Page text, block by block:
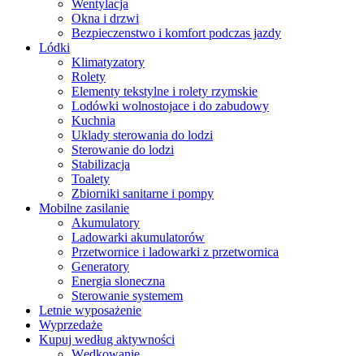
Wentylacja
Okna i drzwi
Bezpieczenstwo i komfort podczas jazdy
Lódki
Klimatyzatory
Rolety
Elementy tekstylne i rolety rzymskie
Lodówki wolnostojace i do zabudowy
Kuchnia
Uklady sterowania do lodzi
Sterowanie do lodzi
Stabilizacja
Toalety
Zbiorniki sanitarne i pompy
Mobilne zasilanie
Akumulatory
Ladowarki akumulatorów
Przetwornice i ladowarki z przetwornica
Generatory
Energia sloneczna
Sterowanie systemem
Letnie wyposażenie
Wyprzedaże
Kupuj według aktywności